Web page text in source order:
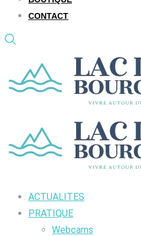
CONTACT
ACTUALITES
PRATIQUE
Webcams